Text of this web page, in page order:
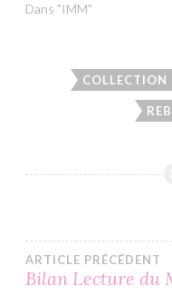
Dans "IMM"
COLLECTION
ARTICLE PRÉCÉDENT
Bilan Lecture du